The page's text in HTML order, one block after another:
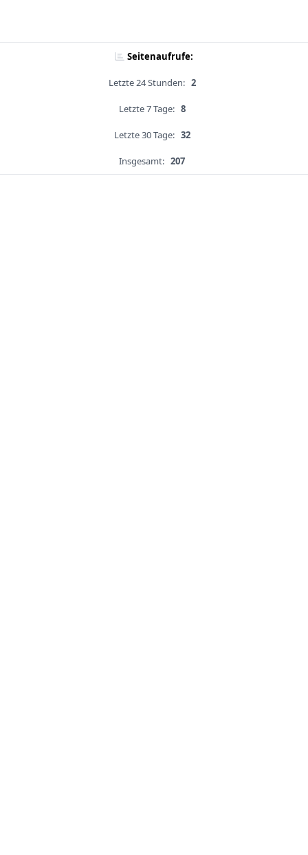
Seitenaufrufe:
Letzte 24 Stunden: 2
Letzte 7 Tage: 8
Letzte 30 Tage: 32
Insgesamt: 207